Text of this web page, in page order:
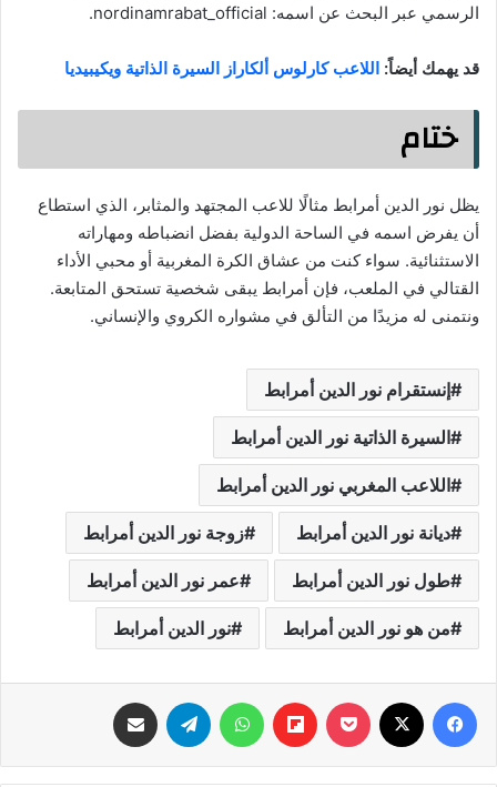
الرسمي عبر البحث عن اسمه: nordinamrabat_official.
قد يهمك أيضاً: اللاعب كارلوس ألكاراز السيرة الذاتية ويكيبيديا
ختام
يظل نور الدين أمرابط مثالًا للاعب المجتهد والمثابر، الذي استطاع
أن يفرض اسمه في الساحة الدولية بفضل انضباطه ومهاراته
الاستثنائية. سواء كنت من عشاق الكرة المغربية أو محبي الأداء
القتالي في الملعب، فإن أمرابط يبقى شخصية تستحق المتابعة.
ونتمنى له مزيدًا من التألق في مشواره الكروي والإنساني.
إنستقرام نور الدين أمرابط
السيرة الذاتية نور الدين أمرابط
اللاعب المغربي نور الدين أمرابط
ديانة نور الدين أمرابط زوجة نور الدين أمرابط
طول نور الدين أمرابط عمر نور الدين أمرابط
من هو نور الدين أمرابط نور الدين أمرابط
فيسبوك ‫Pocket
Flipboard واتساب تيلقرام